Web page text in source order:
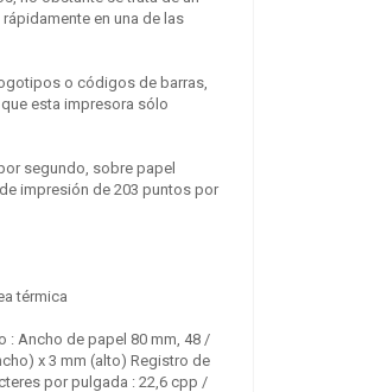
en una de las
o códigos de barras,
esta impresora sólo
segundo, sobre papel
impresión de 203 puntos por
térmica
: Ancho de papel 80 mm, 48 /
x 3 mm (alto) Registro de
por pulgada : 22,6 cpp /
TERMICA P80
RS232/LAN/RJ11
Añadir a la cesta